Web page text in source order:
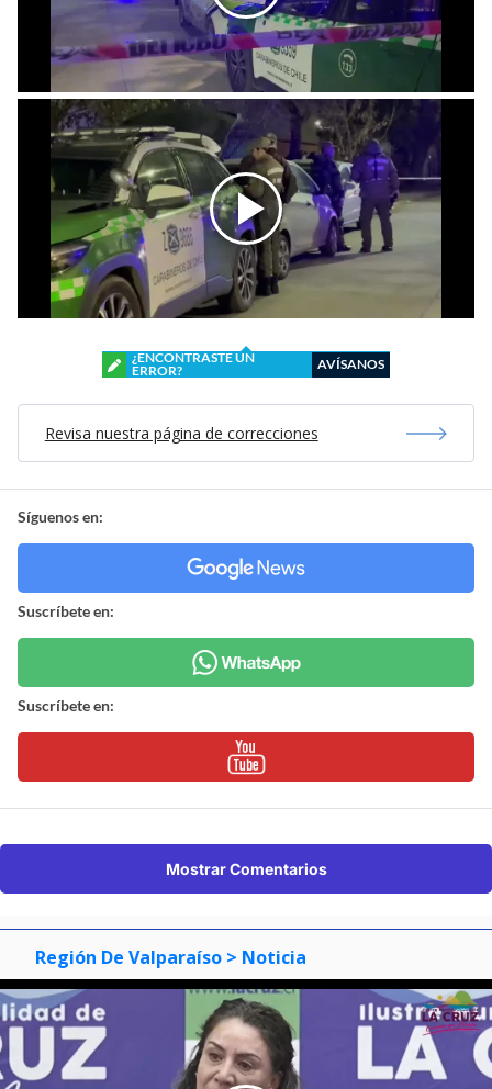
¿ENCONTRASTE UN
ERROR?
AVÍSANOS
Revisa nuestra página de correcciones
Síguenos en:
Suscríbete en:
Suscríbete en:
Mostrar Comentarios
Región De Valparaíso > Noticia